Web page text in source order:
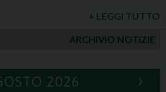
+ LEGGI TUTTO
ARCHIVIO NOTIZIE
2026 ›